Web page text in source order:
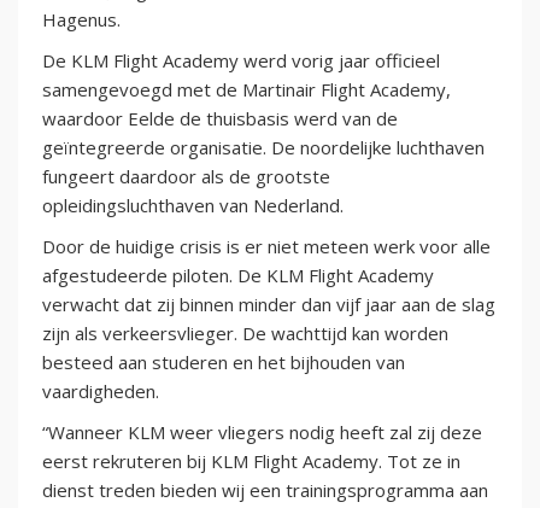
Hagenus.
De KLM Flight Academy werd vorig jaar officieel
samengevoegd met de Martinair Flight Academy,
waardoor Eelde de thuisbasis werd van de
geïntegreerde organisatie. De noordelijke luchthaven
fungeert daardoor als de grootste
opleidingsluchthaven van Nederland.
Door de huidige crisis is er niet meteen werk voor alle
afgestudeerde piloten. De KLM Flight Academy
verwacht dat zij binnen minder dan vijf jaar aan de slag
zijn als verkeersvlieger. De wachttijd kan worden
besteed aan studeren en het bijhouden van
vaardigheden.
“Wanneer KLM weer vliegers nodig heeft zal zij deze
eerst rekruteren bij KLM Flight Academy. Tot ze in
dienst treden bieden wij een trainingsprogramma aan